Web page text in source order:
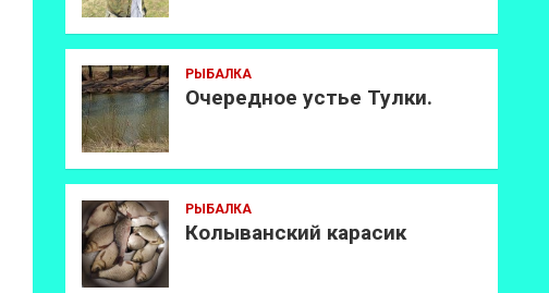
РЫБАЛКА
Очередное устье Тулки.
РЫБАЛКА
Колыванский карасик